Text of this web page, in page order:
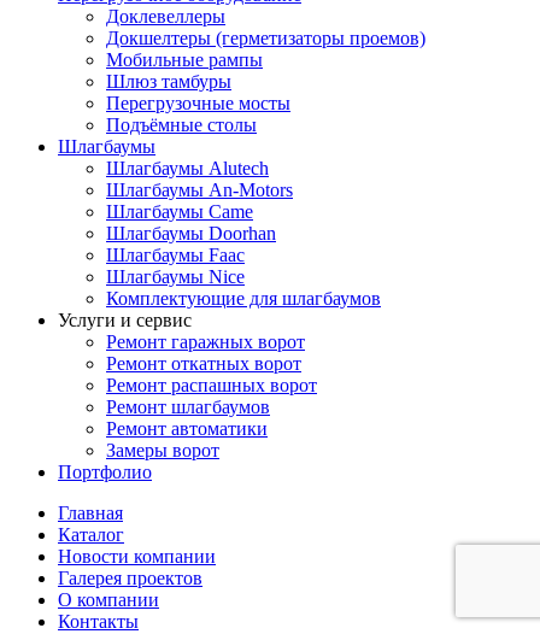
Доклевеллеры
Докшелтеры (герметизаторы проемов)
Мобильные рампы
Шлюз тамбуры
Перегрузочные мосты
Подъёмные столы
Шлагбаумы
Шлагбаумы Alutech
Шлагбаумы An-Motors
Шлагбаумы Came
Шлагбаумы Doorhan
Шлагбаумы Faac
Шлагбаумы Nice
Комплектующие для шлагбаумов
Услуги и сервис
Ремонт гаражных ворот
Ремонт откатных ворот
Ремонт распашных ворот
Ремонт шлагбаумов
Ремонт автоматики
Замеры ворот
Портфолио
Главная
Каталог
Новости компании
Галерея проектов
О компании
Контакты